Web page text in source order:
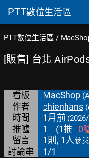
PTT數位生活區
PTT數位生活區 /
[販售] 台北
看板 MacShop
作者 chienhans
時間 1月前
推噓 1 (1推 0
留言
1則, 1人參與
討論串 1/1